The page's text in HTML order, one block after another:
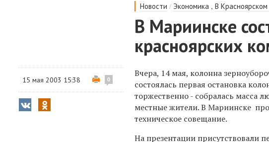
Новости / Экономика ,В Красноярском
В Мариинске
красноярских
15 мая 2003 15:38 0
Вчера, 14 мая, колонна
состоялась первая остановка
торжественно - собралась масса
местные жители. В Мариинске
техническое совещание.
На презентации присутствовали